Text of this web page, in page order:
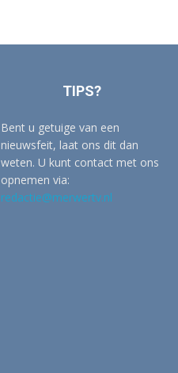
TIPS?
Bent u getuige van een
nieuwsfeit, laat ons dit dan
weten. U kunt contact met ons
opnemen via:
redactie@merwertv.nl